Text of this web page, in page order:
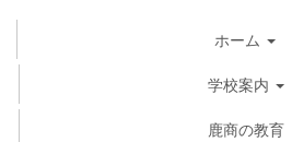
ホーム
学校案内
鹿商の教育